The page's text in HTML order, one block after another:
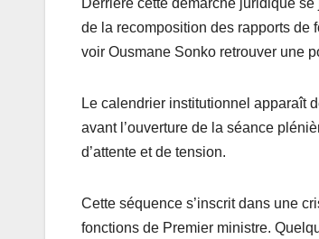
Derrière cette démarche juridique
de la recomposition des rapports de
voir Ousmane Sonko retrouver une
Le calendrier institutionnel apparaît
avant l’ouverture de la séance
d’attente et de tension.
Cette séquence s’inscrit dans une
fonctions de Premier ministre.